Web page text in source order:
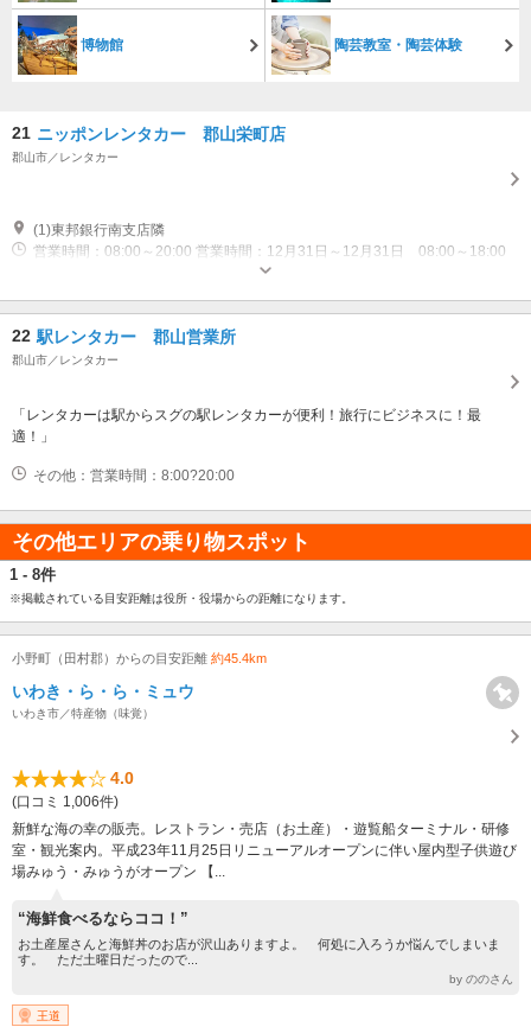
博物館 陶芸教室・陶芸体験
21 ニッポンレンタカー 郡山栄町店
郡山市／レンタカー
(1)東邦銀行南支店隣
営業時間：08:00～20:00 営業時間：12月31日～12月31日 08:00～18:00
休業日：休業：01月01日～01月03日
22 駅レンタカー 郡山営業所
郡山市／レンタカー
「レンタカーは駅からスグの駅レンタカーが便利！旅行にビジネスに！最
適！」
その他：営業時間：8:00?20:00
その他エリアの乗り物スポット
1 - 8件
※掲載されている目安距離は役所・役場からの距離になります。
小野町（田村郡）からの目安距離 約45.4km
いわき・ら・ら・ミュウ
いわき市／特産物（味覚）
4.0
(口コミ 1,006件)
新鮮な海の幸の販売。レストラン・売店（お土産）・遊覧船ターミナル・研修
室・観光案内。平成23年11月25日リニューアルオープンに伴い屋内型子供遊び
場みゅう・みゅうがオープン 【...
“海鮮食べるならココ！”
お土産屋さんと海鮮丼のお店が沢山ありますよ。 何処に入ろうか悩んでしまいま
す。 ただ土曜日だったので...
by ののさん
王道